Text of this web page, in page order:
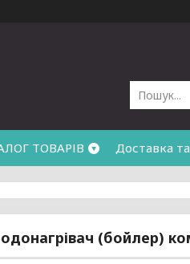
ТОВАРІВ Доставка
(бойлер)